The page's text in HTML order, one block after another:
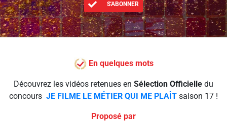
S'ABONNER
En quelques mots
Découvrez les vidéos retenues en Sélection Officielle du
concours JE FILME LE MÉTIER QUI ME PLAÎT saison 17 !
Proposé par